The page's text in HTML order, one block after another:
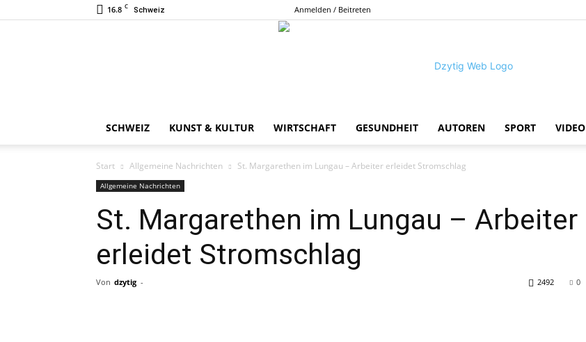
16.8 C Schweiz Anmelden / Beitreten
SCHWEIZ KUNST & KULTUR WIRTSCHAFT GESUNDHEIT AUTOREN SPORT VIDEO
Start Allgemeine Nachrichten St. Margarethen im Lungau – Arbeiter erleidet Stromschlag
Allgemeine Nachrichten
St. Margarethen im Lungau – Arbeiter
erleidet Stromschlag
Von dzytig - 0
2492